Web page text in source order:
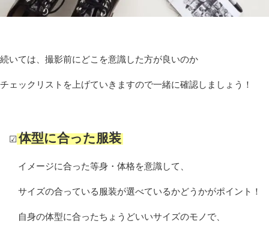
続いては、撮影前にどこを意識した方が良いのか
チェックリストを上げていきますので一緒に確認しましょう！
☑ 体型に合った服装
イメージに合った等身・体格を意識して、
サイズの合っている服装が選べているかどうかがポイント！
自身の体型に合ったちょうどいいサイズのモノで、